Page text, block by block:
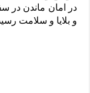
دعا برای پولدار
در امان ماندن در
و بلایا و سلامت